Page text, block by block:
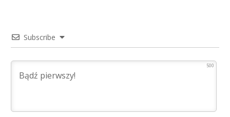
Subscribe
500